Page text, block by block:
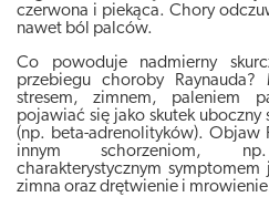
czerwona i piekąca. Chory
nawet ból palców.
Co powoduje nadmierny
przebiegu choroby
stresem, zimnem, paleniem
pojawiać się jako skutek
(np. beta-adrenolityków). Objaw
innym schorzeniom,
charakterystycznym
zimna oraz drętwienie i mrowienie